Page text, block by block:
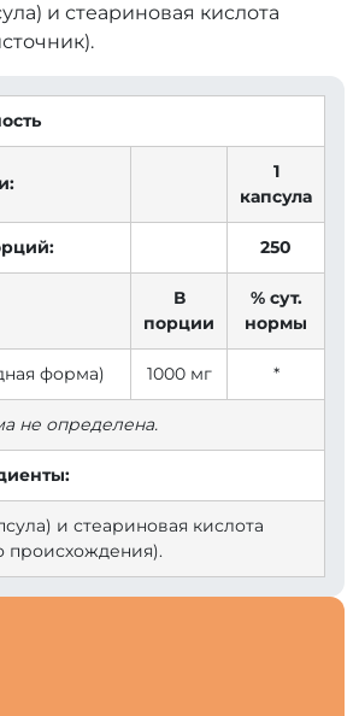
и стеариновая кислота
1
капсула
250
В
порции
% сут.
нормы
форма) 1000 мг *
не определена.
и стеариновая кислота
происхождения).